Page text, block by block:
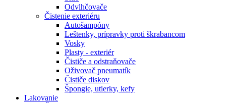
Odvlhčovače
Čistenie exteriéru
Autošampóny
Leštenky, prípravky proti škrabancom
Vosky
Plasty - exteriér
Čističe a odstraňovače
Oživovač pneumatík
Čističe diskov
Špongie, utierky, kefy
Lakovanie